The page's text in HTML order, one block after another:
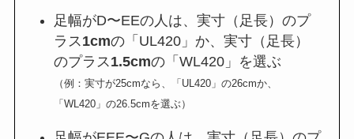
足幅がD〜EEの人は、実寸（足長）のプ
ラス 1cmの「UL420」か、実寸（足長）
のプラス 1.5cmの「WL420」を選ぶ
（例：実寸が25cmなら、「UL420」の26cmか、
「WL420」の26.5cmを選ぶ）